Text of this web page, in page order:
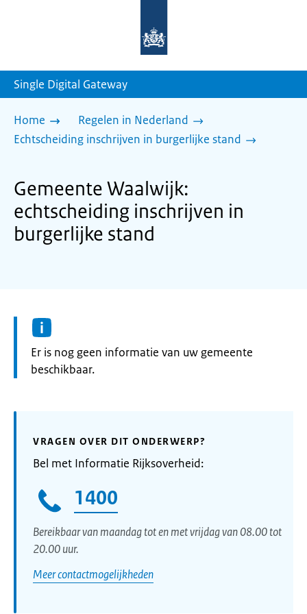
homepage
Single Digital Gateway
Home
Regelen in Nederland
Echtscheiding inschrijven in burgerlijke stand
Gemeente Waalwijk:
echtscheiding inschrijven in
burgerlijke stand
Informatie:
Er is nog geen informatie van uw gemeente
beschikbaar.
VRAGEN OVER DIT ONDERWERP?
Bel met Informatie Rijksoverheid:
1400
Bereikbaar van maandag tot en met vrijdag van 08.00 tot
20.00 uur.
Meer contactmogelijkheden